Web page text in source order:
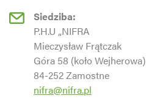
Siedziba:
P.H.U „NIFRA
Mieczysław Frątczak
Góra 58 (koło Wejherowa)
84-252 Zamostne
nifra@nifra.pl